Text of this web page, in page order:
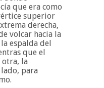
que era como
superior
derecha,
volcar hacia la
espalda del
que el
la
para